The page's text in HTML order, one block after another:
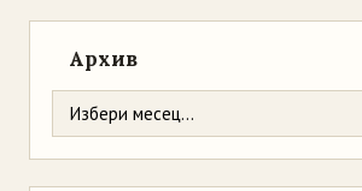
Архив